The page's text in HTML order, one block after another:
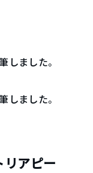
しました。
しました。
アピー